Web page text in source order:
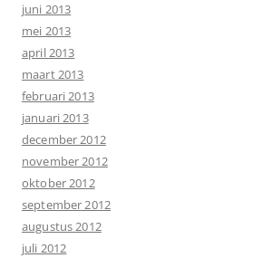
juni 2013
mei 2013
april 2013
maart 2013
februari 2013
januari 2013
december 2012
november 2012
oktober 2012
september 2012
augustus 2012
juli 2012